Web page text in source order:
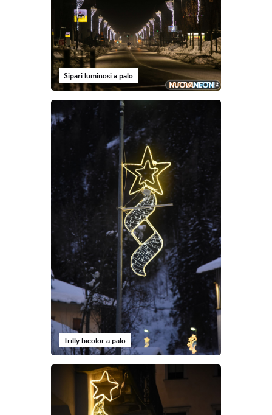
Sipari luminosi a palo
Trilly bicolor a palo